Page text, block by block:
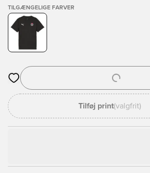
TILGÆNGELIGE FARVER
Åbner en Modal til at logge ind eller
Tilføj print(valgfrit)